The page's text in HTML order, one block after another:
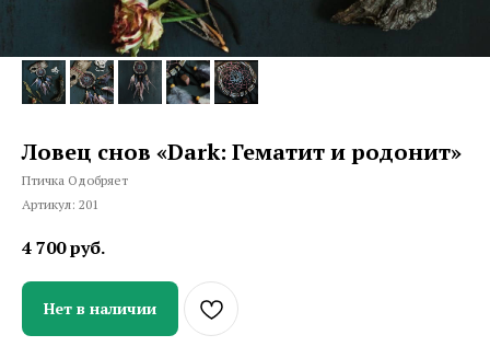
Ловец снов «Dark: Гематит и родонит»
Птичка Одобряет
Артикул: 201
4 700руб.
Нет в наличии